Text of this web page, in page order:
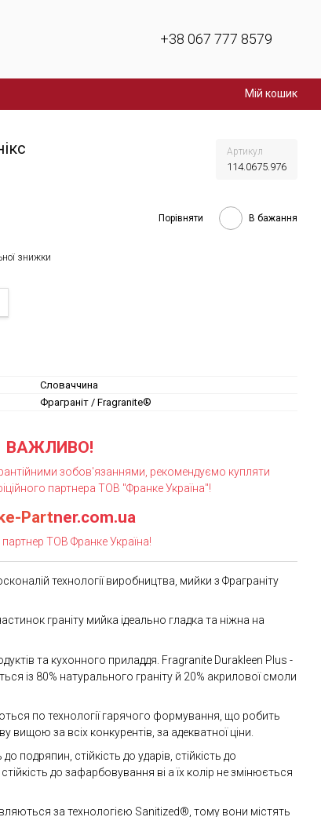
+38 067 777 8579
Мій кошик
Артикул
114.0675.976
Порівняти В бажання
знижки
Словаччина
Фраграніт / Fragranite®
ВАЖЛИВО!
зобов'язаннями, рекомендуємо купляти
партнера ТОВ "Франке Україна"!
Partner.com.ua
партнер ТОВ Франке Україна!
технології виробництва, мийки з Фраграніту
граніту мийка ідеально гладка та ніжна на
та кухонного приладдя. Fragranite Durakleen Plus -
із 80% натурального граніту й 20% акрилової смоли
по технології гарячого формування, що робить
вищою за всіх конкурентів, за адекватної ціни.
подряпин, стійкість до ударів, стійкість до
до зафарбовування ві а їх колір не змінюється
за технологією Sanitized®, тому вони містять